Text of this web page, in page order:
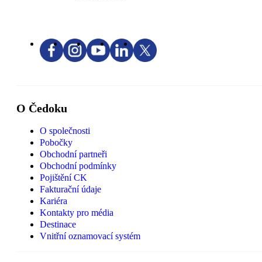
O Čedoku
O společnosti
Pobočky
Obchodní partneři
Obchodní podmínky
Pojištění CK
Fakturační údaje
Kariéra
Kontakty pro média
Destinace
Vnitřní oznamovací systém